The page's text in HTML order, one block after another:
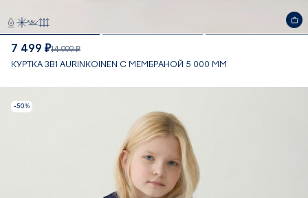
7 499 ₽14 999 ₽
КУРТКА 3В1 AURINKOINEN С МЕМБРАНОЙ 5 000 ММ
-50%